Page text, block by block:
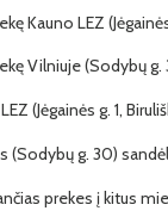
Kauno LEZ
Vilniuje (Sodybų g.
(Jėgainės g. 1,
(Sodybų g. 30)
prekes į kitus